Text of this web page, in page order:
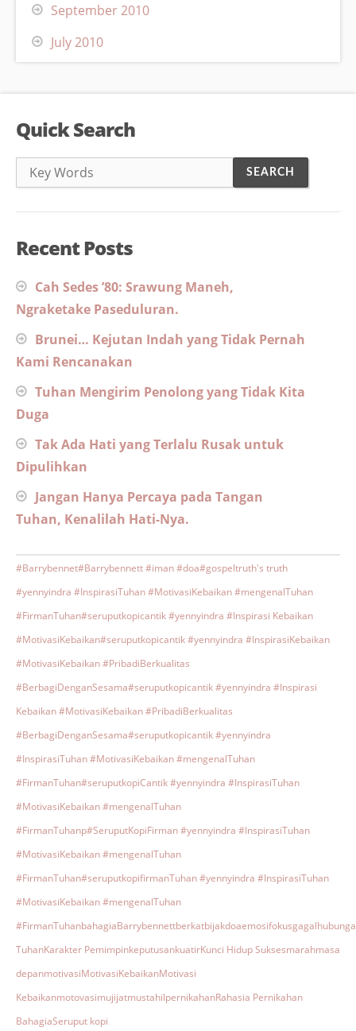
September 2010
July 2010
Quick Search
Recent Posts
Cah Sedes ’80: Srawung Maneh,
Ngraketake Paseduluran.
Brunei… Kejutan Indah yang Tidak Pernah
Kami Rencanakan
Tuhan Mengirim Penolong yang Tidak Kita
Duga
Tak Ada Hati yang Terlalu Rusak untuk
Dipulihkan
Jangan Hanya Percaya pada Tangan
Tuhan, Kenalilah Hati-Nya.
#Barrybennet#Barrybennett #iman #doa#gospeltruth's truth
#yennyindra #InspirasiTuhan #MotivasiKebaikan #mengenalTuhan
#FirmanTuhan#seruputkopicantik #yennyindra #Inspirasi Kebaikan
#MotivasiKebaikan#seruputkopicantik #yennyindra #InspirasiKebaikan
#MotivasiKebaikan #PribadiBerkualitas
#BerbagiDenganSesama#seruputkopicantik #yennyindra #Inspirasi
Kebaikan #MotivasiKebaikan #PribadiBerkualitas
#BerbagiDenganSesama#seruputkopicantik #yennyindra
#InspirasiTuhan #MotivasiKebaikan #mengenalTuhan
#FirmanTuhan#seruputkopiCantik #yennyindra #InspirasiTuhan
#MotivasiKebaikan #mengenalTuhan
#FirmanTuhanp#SeruputKopiFirman #yennyindra #InspirasiTuhan
#MotivasiKebaikan #mengenalTuhan
#FirmanTuhan#seruputkopifirmanTuhan #yennyindra #InspirasiTuhan
#MotivasiKebaikan #mengenalTuhan
#FirmanTuhanbahagiaBarrybennettberkatbijakdoaemosifokusgagal
TuhanKarakter PemimpinkeputusankuatirKunci Hidup Suksesmarahmasa
depanmotivasiMotivasiKebaikanMotivasi
KebaikanmotovasimujijatmustahilpernikahanRahasia Pernikahan
BahagiaSeruput kopi